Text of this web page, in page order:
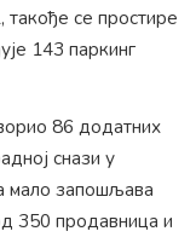
се простире
143 паркинг
86 додатних
снази у
мало запошљава
350 продавница и